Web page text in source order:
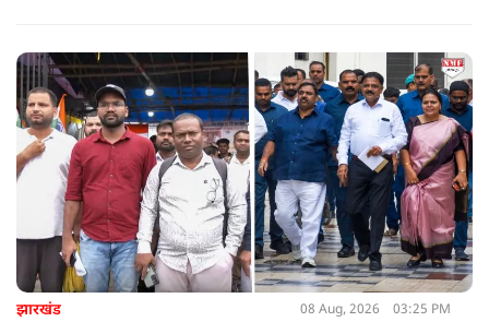
दिया.
झारखंड 08 Aug, 2026 03:25 PM